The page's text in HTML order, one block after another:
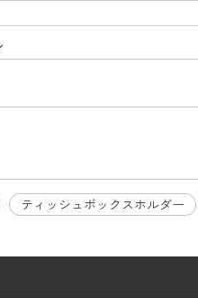
ティッシュボックスホルダー